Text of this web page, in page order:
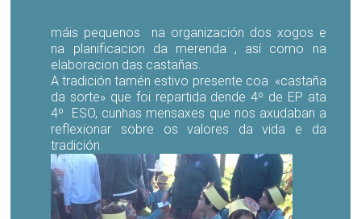
máis pequenos na organización dos xogos e
na planificacion da merenda , así como na
elaboracion das castañas.
A tradición tamén estivo presente coa «castaña
da sorte» que foi repartida dende 4º de EP ata
4º ESO, cunhas mensaxes que nos axudaban a
reflexionar sobre os valores da vida e da
tradición.